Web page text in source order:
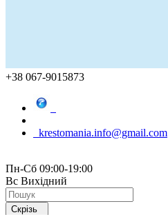
+38 067-9015873
krestomania.info@gmail.com
Пн-Сб 09:00-19:00
Вс Вихідний
Скрізь